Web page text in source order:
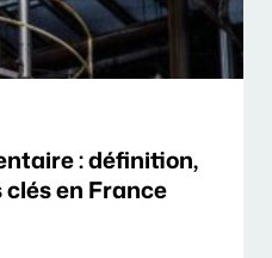
: définition,
en France